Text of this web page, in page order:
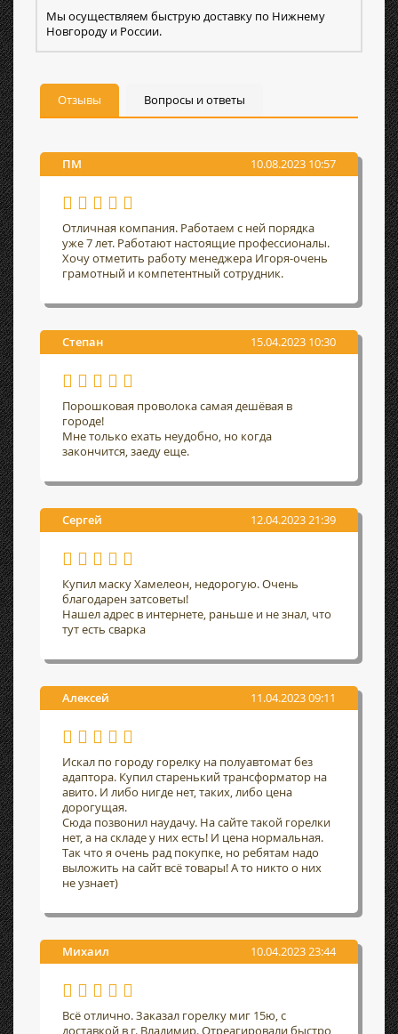
Мы осуществляем быструю доставку по Нижнему
Новгороду и России.
Отзывы Вопросы и ответы
ПМ 10.08.2023 10:57
Отличная компания. Работаем с ней порядка
уже 7 лет. Работают настоящие профессионалы.
Хочу отметить работу менеджера Игоря-очень
грамотный и компетентный сотрудник.
Степан 15.04.2023 10:30
Порошковая проволока самая дешёвая в
городе!
Мне только ехать неудобно, но когда
закончится, заеду еще.
Сергей 12.04.2023 21:39
Купил маску Хамелеон, недорогую. Очень
благодарен затсоветы!
Нашел адрес в интернете, раньше и не знал, что
тут есть сварка
Алексей 11.04.2023 09:11
Искал по городу горелку на полуавтомат без
адаптора. Купил старенький трансформатор на
авито. И либо нигде нет, таких, либо цена
дорогущая.
Сюда позвонил наудачу. На сайте такой горелки
нет, а на складе у них есть! И цена нормальная.
Так что я очень рад покупке, но ребятам надо
выложить на сайт всё товары! А то никто о них
не узнает)
Михаил 10.04.2023 23:44
Всё отлично. Заказал горелку миг 15ю, с